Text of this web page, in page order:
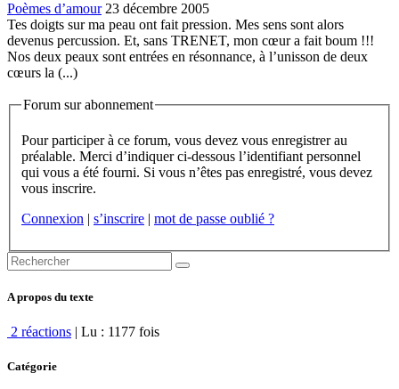
Poèmes d’amour 23 décembre 2005
Tes doigts sur ma peau ont fait pression. Mes sens sont alors
devenus percussion. Et, sans TRENET, mon cœur a fait boum !!!
Nos deux peaux sont entrées en résonnance, à l’unisson de deux
cœurs la (...)
Forum sur abonnement
Pour participer à ce forum, vous devez vous enregistrer au
préalable. Merci d’indiquer ci-dessous l’identifiant personnel
qui vous a été fourni. Si vous n’êtes pas enregistré, vous devez
vous inscrire.
Connexion | s’inscrire | mot de passe oublié ?
A propos du texte
2 réactions | Lu : 1177 fois
Catégorie